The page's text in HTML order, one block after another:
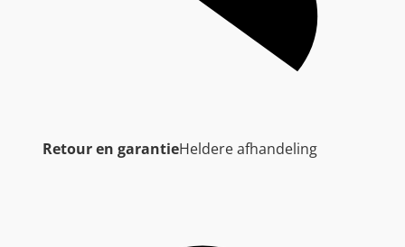
Retour en garantieHeldere afhandeling